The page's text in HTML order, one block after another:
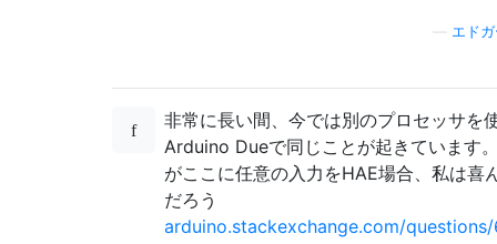
    analogWrite
(10 159);
// 159/160
エド
非常に長い間、今では別のプロセッサを
Arduino Dueで同じことが起きています
がここに任意の入力をHAE場合、私は喜
だろう
arduino.stackexchange.com/